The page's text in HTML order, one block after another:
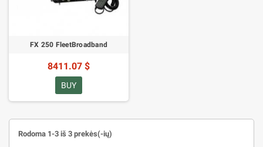
FX 250 FleetBroadband
8411.07 $
BUY
Rodoma 1-3 iš 3 prekės(-ių)